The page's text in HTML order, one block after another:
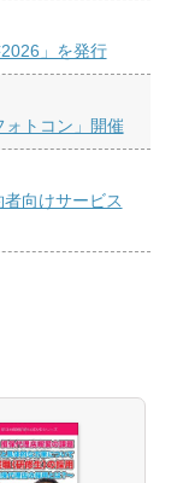
」を発行
トコン」開催
向けサービス